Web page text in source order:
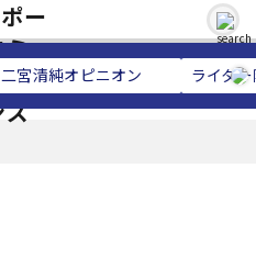
二宮清純オピニオン ライタ